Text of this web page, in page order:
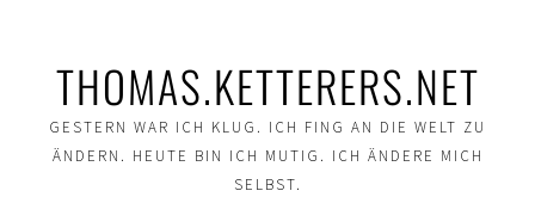
THOMAS.KETTERERS.NET
GESTERN WAR ICH KLUG. ICH FING AN DIE WELT ZU
ÄNDERN. HEUTE BIN ICH MUTIG. ICH ÄNDERE MICH
SELBST.